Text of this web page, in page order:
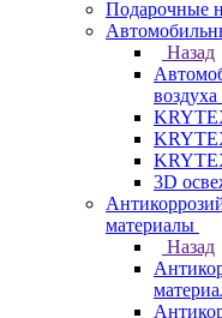
Подарочные
Назад
воздуха
3D
материалы
Назад